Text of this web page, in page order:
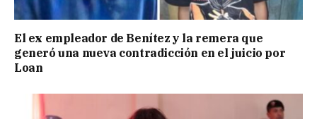
El ex empleador de Benítez y la remera que
generó una nueva contradicción en el juicio por
Loan